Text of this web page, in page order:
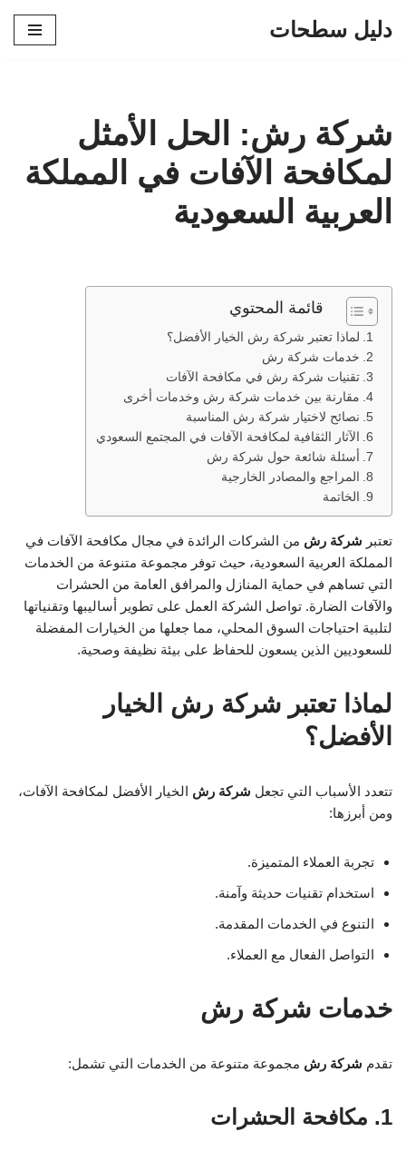
دليل سطحات
شركة رش: الحل الأمثل
لمكافحة الآفات في المملكة
العربية السعودية
قائمة المحتوي
لماذا تعتبر شركة رش الخيار الأفضل؟
خدمات شركة رش
تقنيات شركة رش في مكافحة الآفات
مقارنة بين خدمات شركة رش وخدمات أخرى
نصائح لاختيار شركة رش المناسبة
الآثار الثقافية لمكافحة الآفات في المجتمع السعودي
أسئلة شائعة حول شركة رش
المراجع والمصادر الخارجية
الخاتمة
تعتبر شركة رش من الشركات الرائدة في مجال مكافحة الآفات في
المملكة العربية السعودية، حيث توفر مجموعة متنوعة من الخدمات
التي تساهم في حماية المنازل والمرافق العامة من الحشرات
والآفات الضارة. تواصل الشركة العمل على تطوير أساليبها وتقنياتها
لتلبية احتياجات السوق المحلي، مما جعلها من الخيارات المفضلة
للسعوديين الذين يسعون للحفاظ على بيئة نظيفة وصحية.
لماذا تعتبر شركة رش الخيار
الأفضل؟
تتعدد الأسباب التي تجعل شركة رش الخيار الأفضل لمكافحة الآفات،
ومن أبرزها:
تجربة العملاء المتميزة.
استخدام تقنيات حديثة وآمنة.
التنوع في الخدمات المقدمة.
التواصل الفعال مع العملاء.
خدمات شركة رش
تقدم شركة رش مجموعة متنوعة من الخدمات التي تشمل:
1. مكافحة الحشرات